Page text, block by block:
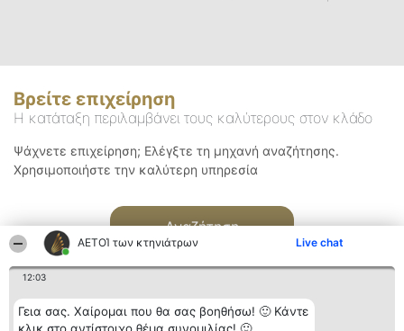
ΑΕΤΟΊ των κτηνιάτρων Live chat
12:03
Γεια σας. Χαίρομαι που θα σας βοηθήσω! 🙂 Κάντε
Βρείτε επιχείρηση
Η κατάταξη περιλαμβάνει τους καλύτερους στον κλάδο
Ψάχνετε επιχείρηση; Ελέγξτε τη μηχανή αναζήτησης.
Χρησιμοποιήστε την καλύτερη υπηρεσία
Αναζήτηση